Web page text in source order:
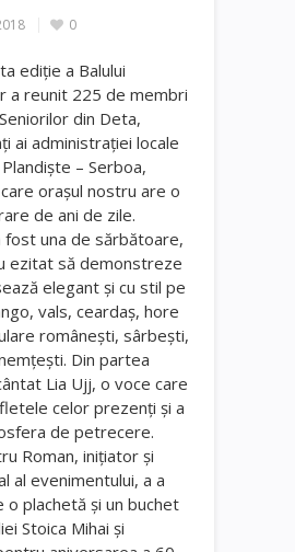
0
ediție a Balului
a reunit 225 de membri
din Deta,
ai administrației locale
– Serboa,
orașul nostru are o
de ani de zile.
una de sărbătoare,
ezitat să demonstreze
elegant și cu stil pe
vals, ceardaş, hore
româneşti, sârbești,
Din partea
Lia Ujj, o voce care
celor prezenți și a
de petrecere.
Roman, inițiator și
al evenimentului, a a
o plachetă și un buchet
Stoica Mihai și